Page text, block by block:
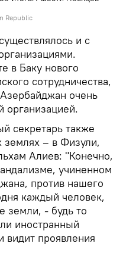
Republic
и с
в Баку нового
сотрудничества,
очень
организацией.
секретарь также
– в Физули,
Алиев: "Конечно,
учиненном
против нашего
каждый человек,
земли, - будь то
иностранный
видит проявления